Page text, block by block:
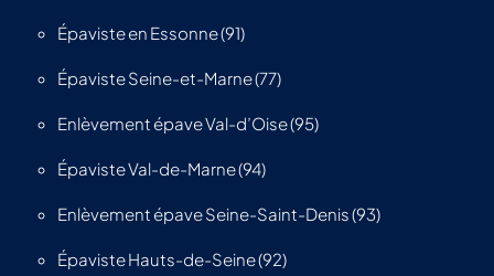
Épaviste en Essonne (91)
Épaviste Seine-et-Marne (77)
Enlèvement épave Val-d’Oise (95)
Épaviste Val-de-Marne (94)
Enlèvement épave Seine-Saint-Denis (93)
Épaviste Hauts-de-Seine (92)